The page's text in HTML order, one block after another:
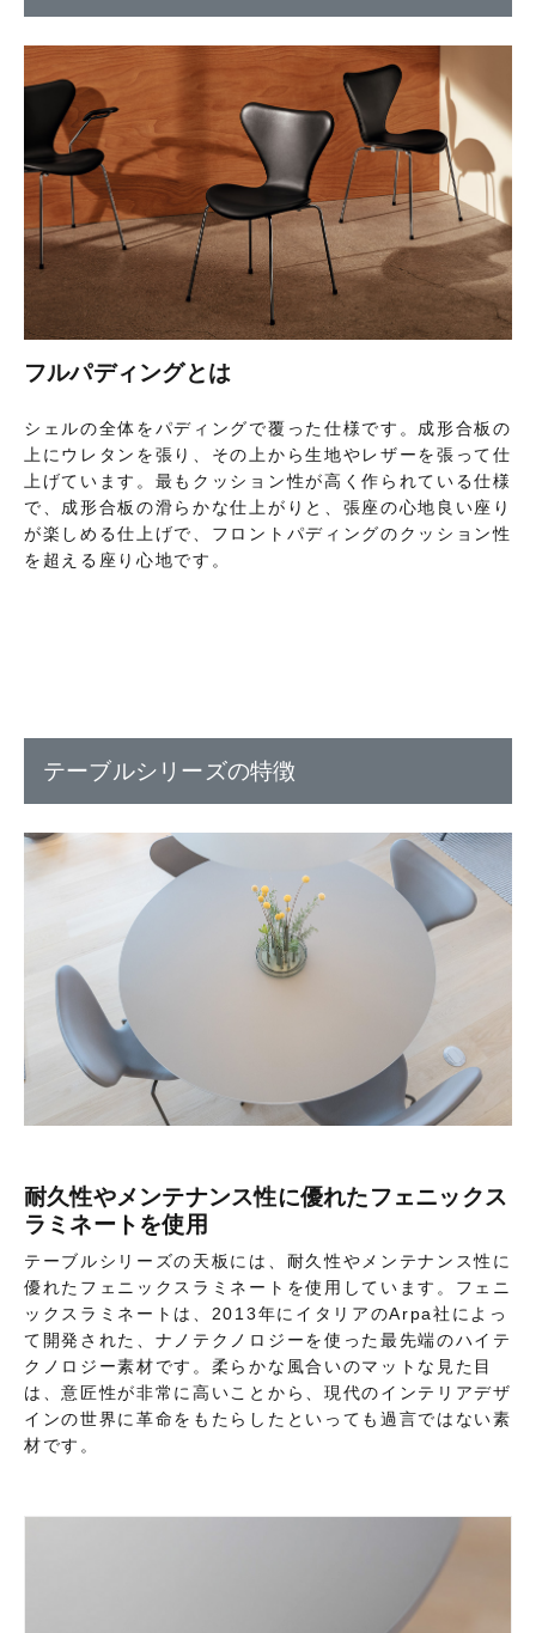
フルパディングとは
シェルの全体をパディングで覆った仕様です。成形合板の
上にウレタンを張り、その上から生地やレザーを張って仕
上げています。最もクッション性が高く作られている仕様
で、成形合板の滑らかな仕上がりと、張座の心地良い座り
が楽しめる仕上げで、フロントパディングのクッション性
を超える座り心地です。
テーブルシリーズの特徴
耐久性やメンテナンス性に優れたフェニックス
ラミネートを使用
テーブルシリーズの天板には、耐久性やメンテナンス性に
優れたフェニックスラミネートを使用しています。フェニ
ックスラミネートは、2013年にイタリアのArpa社によっ
て開発された、ナノテクノロジーを使った最先端のハイテ
クノロジー素材です。柔らかな風合いのマットな見た目
は、意匠性が非常に高いことから、現代のインテリアデザ
インの世界に革命をもたらしたといっても過言ではない素
材です。